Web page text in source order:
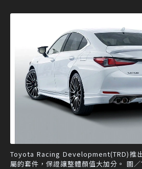
Toyota Racing Development(TRD)推
屬的套件，保證讓整體顏值大加分。 圖／